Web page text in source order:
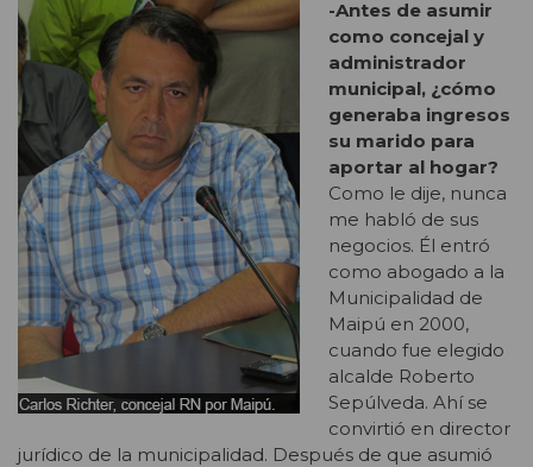
-Antes de asumir
como concejal y
administrador
municipal, ¿cómo
generaba ingresos
su marido para
aportar al hogar?
Como le dije, nunca
me habló de sus
negocios. Él entró
como abogado a la
Municipalidad de
Maipú en 2000,
cuando fue elegido
alcalde Roberto
Sepúlveda. Ahí se
convirtió en director
jurídico de la municipalidad. Después de que asumió